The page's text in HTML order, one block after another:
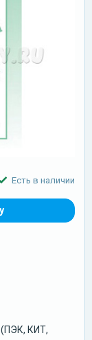
Есть в наличии
КИТ,